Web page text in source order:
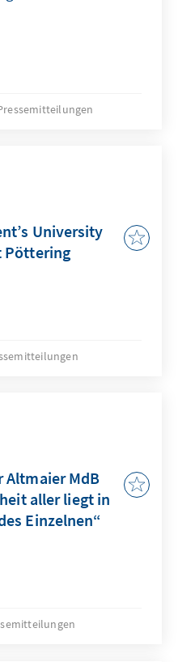
University
Pöttering
Altmaier MdB
aller liegt in
Einzelnen“